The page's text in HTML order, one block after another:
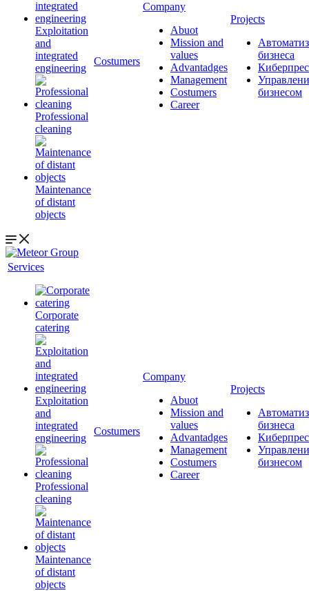
Exploitation
and
integrated
engineering
Professional
cleaning
Maintenance
of distant
objects
Сostumers
Company
Abuot
Mission and
values
Advantadges
Management
Costumers
Career
Projects
бизнеса
бизнесом
Services
Corporate
catering
Exploitation
and
integrated
engineering
Professional
cleaning
Maintenance
of distant
objects
Сostumers
Company
Abuot
Mission and
values
Advantadges
Management
Costumers
Career
Projects
бизнеса
бизнесом